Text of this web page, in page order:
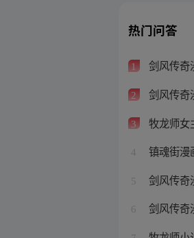
热门问答
1 剑风传奇
2 剑风传奇
3 牧龙师女
4 镇魂街漫
5 剑风传奇
6 剑风传奇